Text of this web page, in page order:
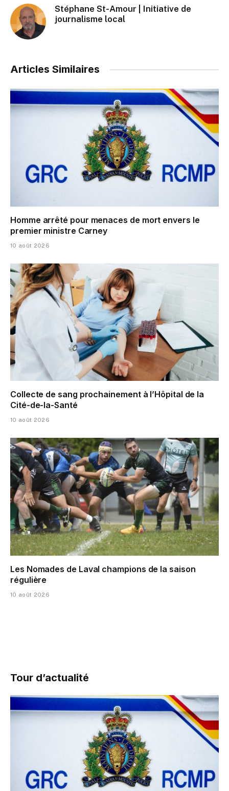
Stéphane St-Amour | Initiative de
journalisme local
Articles Similaires
Homme arrêté pour menaces de mort envers le
premier ministre Carney
10 août 2026
Collecte de sang prochainement à l’Hôpital de la
Cité-de-la-Santé
10 août 2026
Les Nomades de Laval champions de la saison
régulière
10 août 2026
Tour d’actualité